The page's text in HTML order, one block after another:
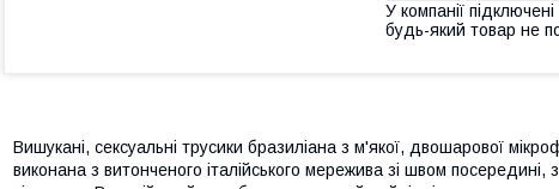
У компанії
будь-який товар не
Вишукані, сексуальні трусики бразиліана з м'якої, двошарової
виконана з витонченого італійського мережива зі швом